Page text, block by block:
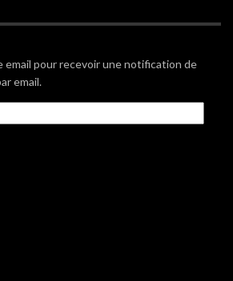
email pour recevoir une notification de
email.